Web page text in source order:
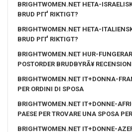
BRIGHTWOMEN.NET HETA-
BRUD PГҐ RIKTIGT?
BRIGHTWOMEN.NET HETA-
BRUD PГҐ RIKTIGT?
BRIGHTWOMEN.NET HUR-
POSTORDER BRUDBYRÃ¥
BRIGHTWOMEN.NET IT+DONNA-
PER ORDINI DI SPOSA
BRIGHTWOMEN.NET IT+DONNE-
PAESE PER TROVARE UNA SPOSA
BRIGHTWOMEN.NET IT+DONNE-